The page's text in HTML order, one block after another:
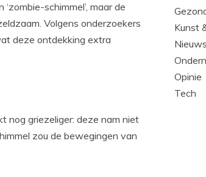
schimmel’, maar de
Volgens onderzoekers
deze ontdekking extra
nog griezeliger: deze nam niet
zou de bewegingen van
Kunst
Nieuws
Opinie
Tech